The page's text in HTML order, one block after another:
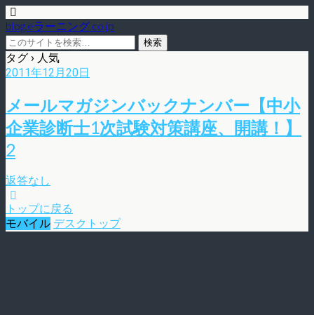
blog.eラーニング.co.jp
タグ › 人気
2011年12月20日
メールマガジンバックナンバー【中小
企業診断士1次試験対策講座、開講！】
2
返答なし
トップに戻る
モバイル デスクトップ